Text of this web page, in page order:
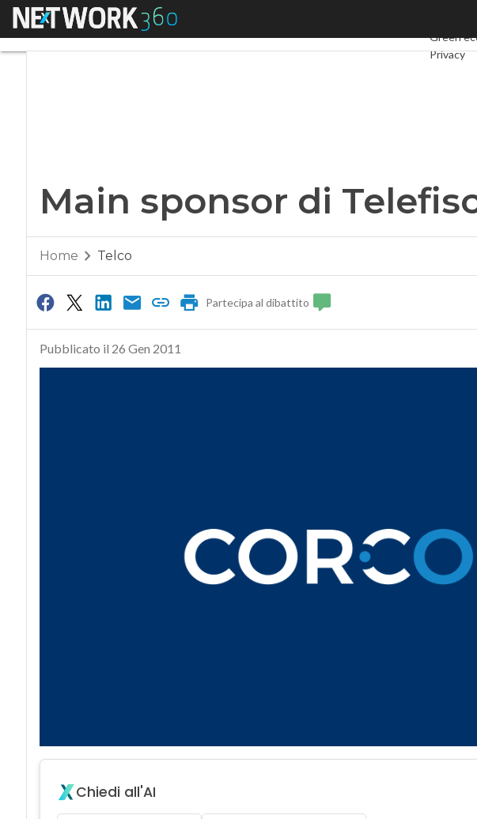
Menu
Green
Privacy
Main sponsor di
Home Telco
Partecipa al dibattito
Pubblicato il 26 Gen 2011
Chiedi all'AI